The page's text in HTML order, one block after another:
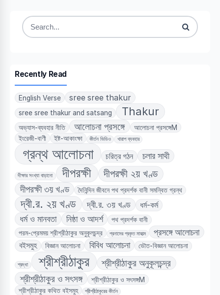
Search
Recently Read
English Verse sree sree thakur
sree sree thakur and satsang Thakur
অভ্যাস-ব্যবহার নীতি আলোচনা প্রসঙ্গে
আলোচনা প্রসঙ্গেM
ইংরেজী-বাণী
ইষ্ট-আকাংক্ষা কীর্তন ভিডিও খারাপ ব্যবহার
গ্রন্থ আলোচনা চরিত্র গঠন চলার সাথী
দীক্ষার সংখ্যা বাড়ানো দীপরক্ষী দীপরক্ষী ২য় খণ্ড
দীপরক্ষী ৩য় খণ্ড দৈনিন্দিন জীবনে পথ প্রদর্শক বানী সমন্বিত গ্রন্থ
দ্বী.র. ২য় খণ্ড দ্বী.র. ৩য় খণ্ড ধর্ম-কর্ম
ধর্ম ও মানবতা নিষ্ঠা ও আদর্শ
পথ প্রদর্শক বানী
পরম-প্রেমময় শ্রীশ্রীঠাকুর অনুকূলচন্দ্র
প্রনামের প্রকৃত মাহাত্ম প্রসঙ্গে আলোচনা
বইসমুহ বিজ্ঞান আলোচনা বিবিধ আলোচনা ভৌত-বিজ্ঞান আলোচনা
শ্রদ্ধা শ্রীশ্রীঠাকুর
শ্রীশ্রীঠাকুর অনুকূলচন্দ্র
শ্রীশ্রীঠাকুর ও সৎসঙ্গ
শ্রীশ্রীঠাকুর ও সৎসঙ্গM
শ্রীশ্রীঠাকুর কথিত বইসমুহ
শ্রীশ্রীঠাকুরের কীর্তন